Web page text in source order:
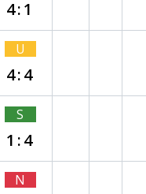
4:1
U
4:4
S
1:4
N